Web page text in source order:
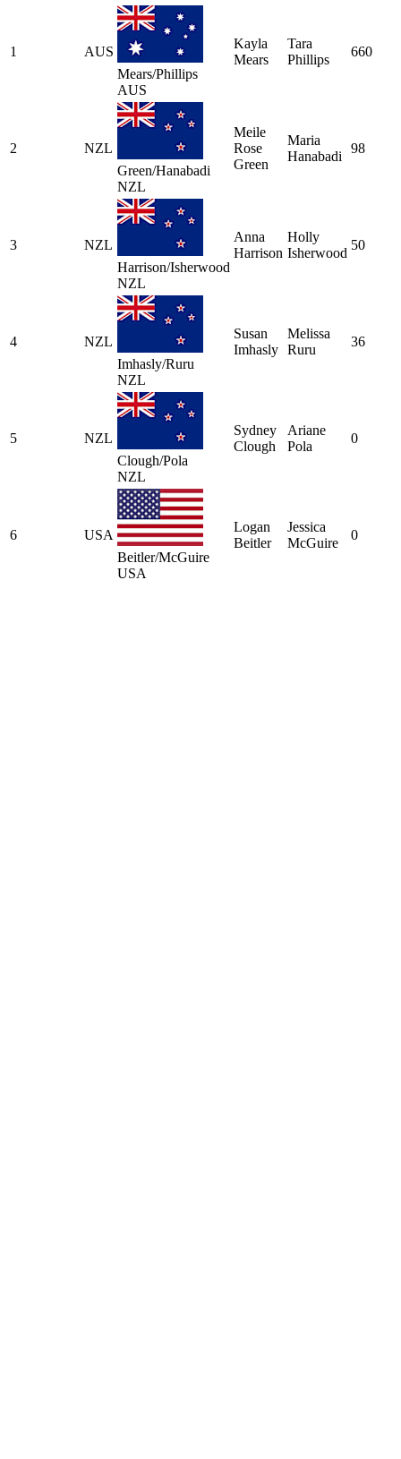
1
AUS
Mears/Phillips
AUS
Kayla
Mears
Tara
Phillips
660
2
NZL
Green/Hanabadi
NZL
Meile
Rose
Green
Maria
Hanabadi
98
3
NZL
Harrison/Isherwood
NZL
Anna
Harrison
Holly
Isherwood
50
4
NZL
Imhasly/Ruru
NZL
Susan
Imhasly
Melissa
Ruru
36
5
NZL
Clough/Pola
NZL
Sydney
Clough
Ariane
Pola
0
6
USA
Beitler/McGuire
USA
Logan
Beitler
Jessica
McGuire
0